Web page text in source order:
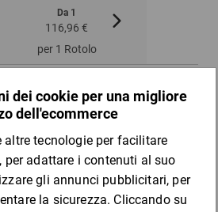
Da 1
116,96 €
per 1 Rotolo
Campione
PRODOTTO
lunghezze.